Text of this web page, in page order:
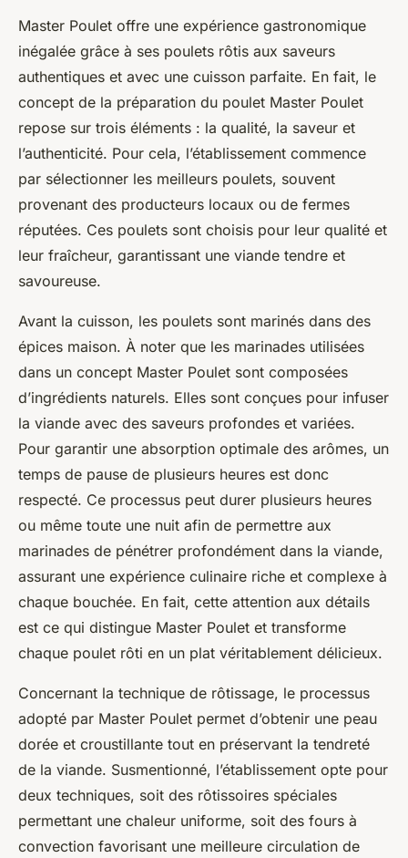
Master Poulet offre une expérience gastronomique
inégalée grâce à ses poulets rôtis aux saveurs
authentiques et avec une cuisson parfaite. En fait, le
concept de la préparation du poulet Master Poulet
repose sur trois éléments : la qualité, la saveur et
l’authenticité. Pour cela, l’établissement commence
par sélectionner les meilleurs poulets, souvent
provenant des producteurs locaux ou de fermes
réputées. Ces poulets sont choisis pour leur qualité et
leur fraîcheur, garantissant une viande tendre et
savoureuse.
Avant la cuisson, les poulets sont marinés dans des
épices maison. À noter que les marinades utilisées
dans un concept Master Poulet sont composées
d’ingrédients naturels. Elles sont conçues pour infuser
la viande avec des saveurs profondes et variées.
Pour garantir une absorption optimale des arômes, un
temps de pause de plusieurs heures est donc
respecté. Ce processus peut durer plusieurs heures
ou même toute une nuit afin de permettre aux
marinades de pénétrer profondément dans la viande,
assurant une expérience culinaire riche et complexe à
chaque bouchée. En fait, cette attention aux détails
est ce qui distingue Master Poulet et transforme
chaque poulet rôti en un plat véritablement délicieux.
Concernant la technique de rôtissage, le processus
adopté par Master Poulet permet d’obtenir une peau
dorée et croustillante tout en préservant la tendreté
de la viande. Susmentionné, l’établissement opte pour
deux techniques, soit des rôtissoires spéciales
permettant une chaleur uniforme, soit des fours à
convection favorisant une meilleure circulation de